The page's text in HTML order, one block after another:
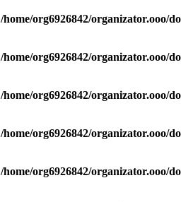
/home/org6926842/organizator.ooo/
/home/org6926842/organizator.ooo/
/home/org6926842/organizator.ooo/
/home/org6926842/organizator.ooo/
/home/org6926842/organizator.ooo/